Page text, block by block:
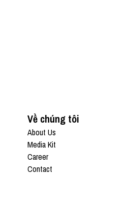
Về chúng tôi
About Us
Media Kit
Career
Contact